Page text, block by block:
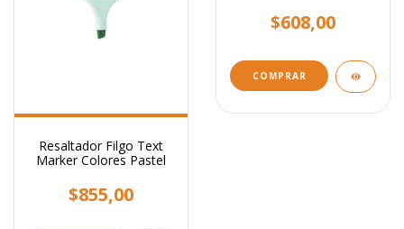
Resaltador Filgo Text
Marker Colores Pastel
$855,00
$608,00